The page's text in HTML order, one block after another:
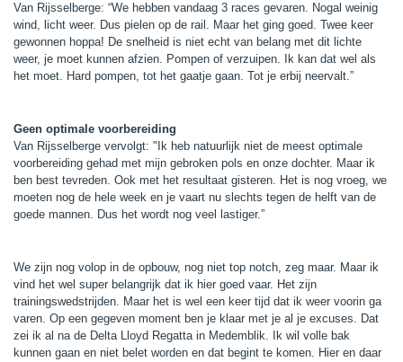
Van Rijsselberge: “We hebben vandaag 3 races gevaren. Nogal weinig
wind, licht weer. Dus pielen op de rail. Maar het ging goed. Twee keer
gewonnen hoppa! De snelheid is niet echt van belang met dit lichte
weer, je moet kunnen afzien. Pompen of verzuipen. Ik kan dat wel als
het moet. Hard pompen, tot het gaatje gaan. Tot je erbij neervalt.”
Geen optimale voorbereiding
Van Rijsselberge vervolgt: "Ik heb natuurlijk niet de meest optimale
voorbereiding gehad met mijn gebroken pols en onze dochter. Maar ik
ben best tevreden. Ook met het resultaat gisteren. Het is nog vroeg, we
moeten nog de hele week en je vaart nu slechts tegen de helft van de
goede mannen. Dus het wordt nog veel lastiger.”
We zijn nog volop in de opbouw, nog niet top notch, zeg maar. Maar ik
vind het wel super belangrijk dat ik hier goed vaar. Het zijn
trainingswedstrijden. Maar het is wel een keer tijd dat ik weer voorin ga
varen. Op een gegeven moment ben je klaar met je al je excuses. Dat
zei ik al na de Delta Lloyd Regatta in Medemblik. Ik wil volle bak
kunnen gaan en niet belet worden en dat begint te komen. Hier en daar